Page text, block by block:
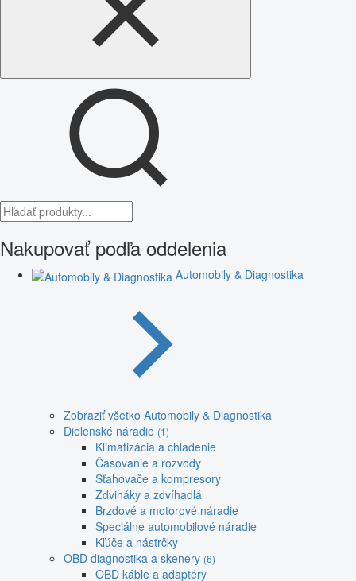
Nakupovať podľa oddelenia
Automobily & Diagnostika
Zobraziť všetko Automobily & Diagnostika
Dielenské náradie (1)
Klimatizácia a chladenie
Časovanie a rozvody
Sťahovače a kompresory
Zdviháky a zdvíhadlá
Brzdové a motorové náradie
Špeciálne automobilové náradie
Kľúče a nástrčky
OBD diagnostika a skenery (6)
OBD káble a adaptéry